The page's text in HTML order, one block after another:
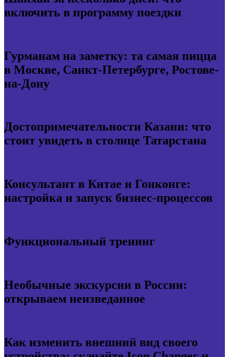
включить в программу поездки
Гурманам на заметку: та самая пицца
в Москве, Санкт-Петербурге, Ростове-
на-Дону
Достопримечательности Казани: что
стоит увидеть в столице Татарстана
Консультант в Китае и Гонконге:
настройка и запуск бизнес-процессов
Функциональный тренинг
Необычные экскурсии в России:
открываем неизведанное
Как изменить внешний вид своего